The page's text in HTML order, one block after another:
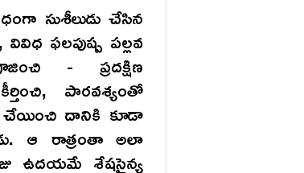
సుశీలుడు చేసిన
ఫలపుష్ప పల్లవ
- ప్రదక్షిణ
పారవశ్యంతో
చేయించి దానికి కూడా
ఆ రాత్రంతా అలా
ఉదయమే శేషసైన్య